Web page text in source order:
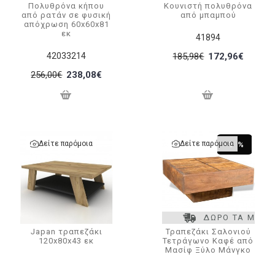
42033214
Πολυθρόνα κήπου
από ρατάν σε φυσική
απόχρωση 60x60x81
εκ
256,00€ 238,08€
41894
Κουνιστή πολυθρόνα
από μπαμπού
185,98€ 172,96€
Δείτε παρόμοια
Japan τραπεζάκι
120x80x43 εκ
ΔΩΡΟ ΤΑ
-7 %
Δείτε παρόμοια
Τραπεζάκι Σαλονιού
Τετράγωνο Καφέ από
Μασίφ Ξύλο Μάνγκο